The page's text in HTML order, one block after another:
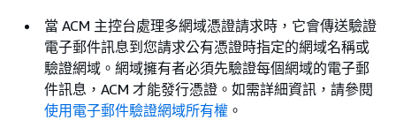
當 ACM 主控台處理多網域憑證請求時，它會傳送驗證
電子郵件訊息到您請求公有憑證時指定的網域名稱或
驗證網域。網域擁有者必須先驗證每個網域的電子郵
件訊息，ACM 才能發行憑證。如需詳細資訊，請參閱
使用電子郵件驗證網域所有權 。